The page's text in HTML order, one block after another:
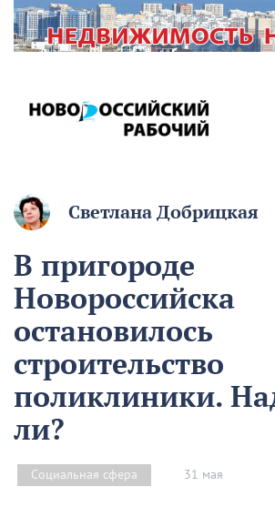
Светлана Добрицкая
В пригороде
Новороссийска
остановилось
строительство
поликлиники.
ли?
Социальная сфера 31 мая